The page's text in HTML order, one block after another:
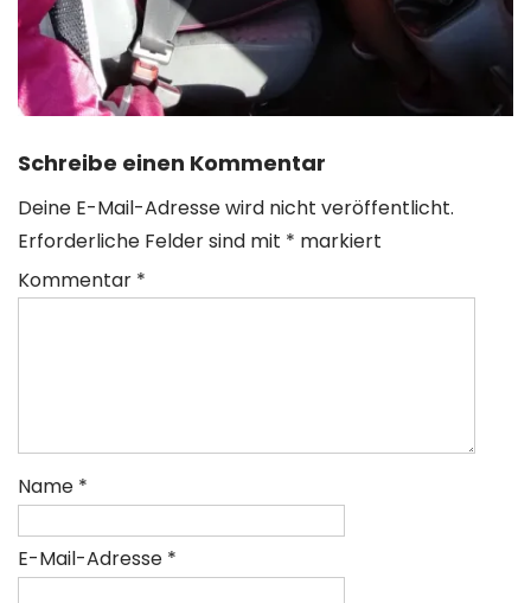
Schreibe einen Kommentar
Deine E-Mail-Adresse wird nicht veröffentlicht.
Erforderliche Felder sind mit * markiert
Kommentar *
Name *
E-Mail-Adresse *